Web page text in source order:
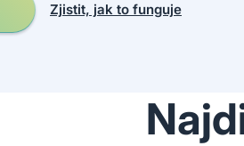
Zjistit, jak to funguje